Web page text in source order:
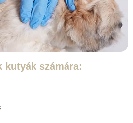
kutyák számára: